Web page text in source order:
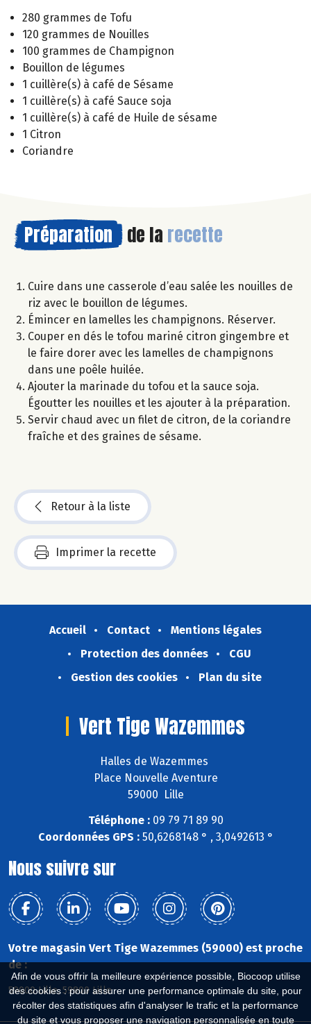
Afin de vous offrir la meilleure expérience possible, Biocoop utilise
des cookies : pour assurer une performance optimale du site, pour
récolter des statistiques afin d'analyser le trafic et la performance
du site et vous proposer une navigation personnalisée en toute
280 grammes de Tofu
120 grammes de Nouilles
100 grammes de Champignon
Bouillon de légumes
1 cuillère(s) à café de Sésame
1 cuillère(s) à café Sauce soja
1 cuillère(s) à café de Huile de sésame
1 Citron
Coriandre
Préparation de la recette
Cuire dans une casserole d’eau salée les nouilles de
riz avec le bouillon de légumes.
Émincer en lamelles les champignons. Réserver.
Couper en dés le tofou mariné citron gingembre et
le faire dorer avec les lamelles de champignons
dans une poêle huilée.
Ajouter la marinade du tofou et la sauce soja.
Égoutter les nouilles et les ajouter à la préparation.
Servir chaud avec un filet de citron, de la coriandre
fraîche et des graines de sésame.
Retour à la liste
Imprimer la recette
Accueil Contact
Mentions légales
Protection des données
CGU
Gestion des cookies
Plan du site
Vert Tige Wazemmes
Halles de Wazemmes
Place Nouvelle Aventure
59000 Lille
Téléphone :09 79 71 89 90
Coordonnées GPS :50,6268148 ° , 3,0492613 °
Nous suivre sur
Votre magasin Vert Tige Wazemmes (59000) est proche
de :
59000 Lille, 59800 Lille